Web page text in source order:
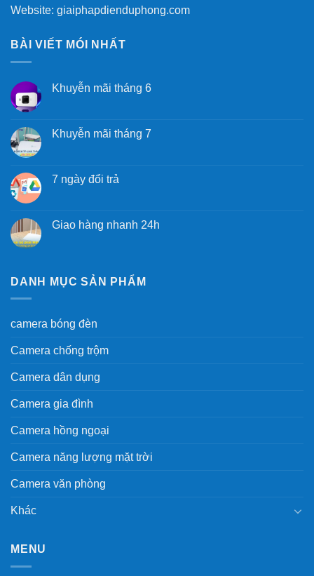
Website: giaiphapdienduphong.com
BÀI VIẾT MÓI NHẤT
Khuyễn mãi tháng 6
Khuyễn mãi tháng 7
7 ngày đổi trả
Giao hàng nhanh 24h
DANH MỤC SẢN PHẨM
camera bóng đèn
Camera chống trộm
Camera dân dụng
Camera gia đình
Camera hồng ngoại
Camera năng lượng mặt trời
Camera văn phòng
Khác
MENU